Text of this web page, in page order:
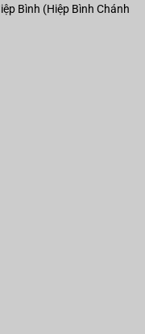
Bình (Hiệp Bình Chánh